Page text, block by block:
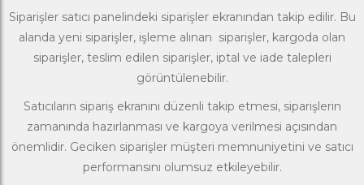
Siparişler satıcı panelindeki siparişler ekranından takip edilir. Bu
alanda yeni siparişler, işleme alınan siparişler, kargoda olan
siparişler, teslim edilen siparişler, iptal ve iade talepleri
görüntülenebilir.
Satıcıların sipariş ekranını düzenli takip etmesi, siparişlerin
zamanında hazırlanması ve kargoya verilmesi açısından
önemlidir. Geciken siparişler müşteri memnuniyetini ve satıcı
performansını olumsuz etkileyebilir.